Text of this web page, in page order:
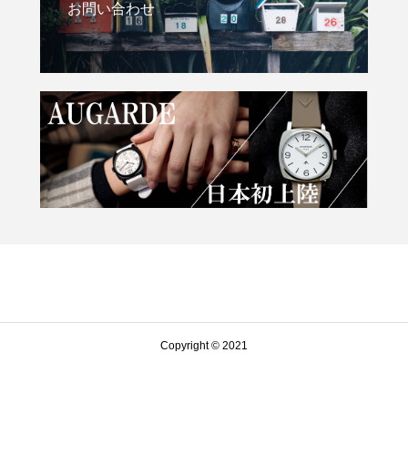
お問い合わせ
Copyright © 2021